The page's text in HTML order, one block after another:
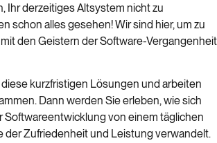
Ihr derzeitiges Altsystem nicht zu
schon alles gesehen! Wir sind hier, um zu
den Geistern der Software-Vergangenheit
kurzfristigen Lösungen und arbeiten
Dann werden Sie erleben, wie sich
Softwareentwicklung von einem täglichen
der Zufriedenheit und Leistung verwandelt.